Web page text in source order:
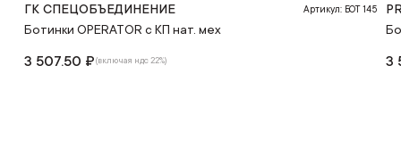
ГК СПЕЦОБЪЕДИНЕНИЕ Артикул: БОТ 145
Ботинки OPERATOR с КП нат. мех
3 507.50 ₽(включая ндс 22%) 3